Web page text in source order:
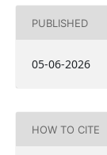
PUBLISHED
05-06-2026
HOW TO CITE